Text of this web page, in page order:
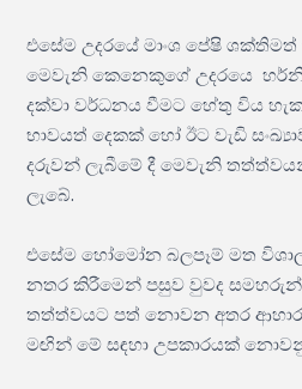
එසේම උදරයේ මාංශ පේෂි
මෙවැනි කෙනෙකුගේ උදරයෙ
දක්වා වර්ධනය වීමට හේතු විය
භාවයත් දෙකක් හෝ ඊට වැඩි
දරුවන් ලැබීමේ දී මෙවැනි
ලැබේ.
එසේම හෝමෝන බලපෑම් මත
නතර කිරීමෙන් පසුව වුවද
තත්ත්වයට පත් නොවන අතර ආහාර
මඟින් මේ සඳහා උපකාරයක්